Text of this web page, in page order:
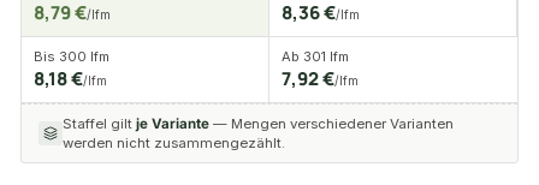
8,79 €/lfm 8,36 €/lfm
Bis 300 lfm
8,18 €/lfm
Ab 301 lfm
7,92 €/lfm
Staffel gilt je Variante — Mengen verschiedener Varianten
werden nicht zusammengezählt.